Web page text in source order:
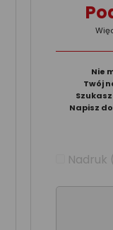
Nie
Twój
Napisz
Nadruk